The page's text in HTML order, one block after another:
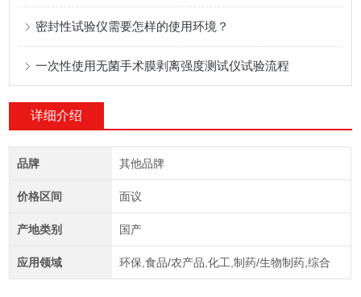
密封性试验仪需要怎样的使用环境？
一次性使用无菌手术膜剥离强度测试仪试验流程
详细介绍
品牌 其他品牌
价格区间 面议
产地类别 国产
应用领域 环保,食品/农产品,化工,制药/生物制药,综合